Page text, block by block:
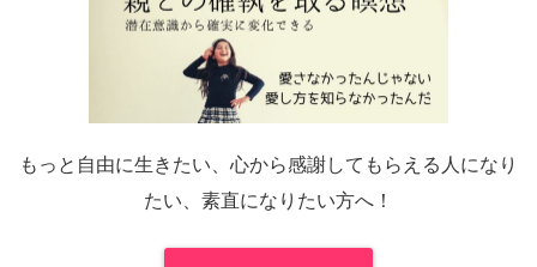
もっと自由に生きたい、心から感謝してもらえる人になり
たい、素直になりたい方へ！